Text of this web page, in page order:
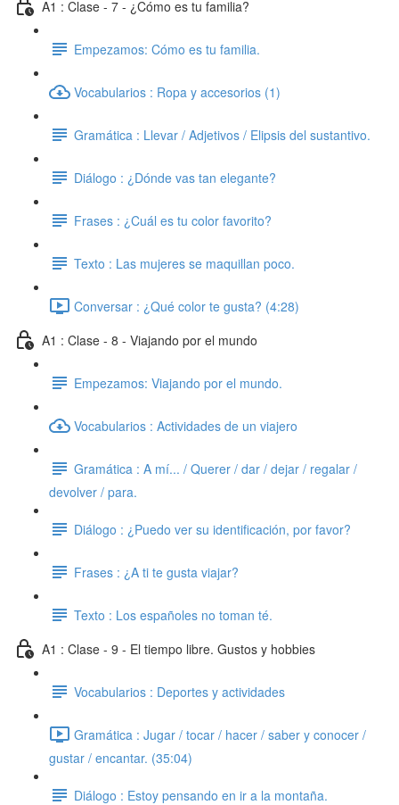
A1 : Clase - 7 - ¿Cómo es tu familia?
Empezamos: Cómo es tu familia.
Vocabularios : Ropa y accesorios (1)
Gramática : Llevar / Adjetivos / Elipsis del sustantivo.
Diálogo : ¿Dónde vas tan elegante?
Frases : ¿Cuál es tu color favorito?
Texto : Las mujeres se maquillan poco.
Conversar : ¿Qué color te gusta? (4:28)
A1 : Clase - 8 - Viajando por el mundo
Empezamos: Viajando por el mundo.
Vocabularios : Actividades de un viajero
Gramática : A mí... / Querer / dar / dejar / regalar /
devolver / para.
Diálogo : ¿Puedo ver su identificación, por favor?
Frases : ¿A ti te gusta viajar?
Texto : Los españoles no toman té.
A1 : Clase - 9 - El tiempo libre. Gustos y hobbies
Vocabularios : Deportes y actividades
Gramática : Jugar / tocar / hacer / saber y conocer /
gustar / encantar. (35:04)
Diálogo : Estoy pensando en ir a la montaña.